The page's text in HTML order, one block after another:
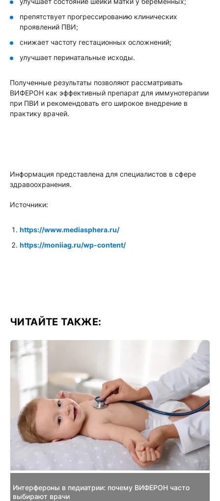
препятствует прогрессированию клинических
проявлений ПВИ;
снижает частоту гестационных осложнений;
улучшает перинатальные исходы.
Полученные результаты позволяют рассматривать
ВИФЕРОН как эффективный препарат для иммунотерапии
при ПВИ и рекомендовать его широкое внедрение в
практику врачей.
Информация представлена для специалистов в сфере
здравоохранения.
Источники:
https://www.mediasphera.ru/
https://moniiag.ru/wp-content/
ЧИТАЙТЕ ТАКЖЕ:
Интерфероны в педиатрии: почему ВИФЕРОН часто
выбирают врачи